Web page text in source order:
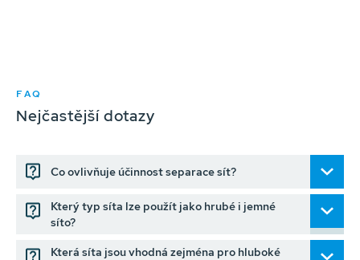
FAQ
Nejčastější dotazy
Co ovlivňuje účinnost separace sít?
Který typ síta lze použít jako hrubé i jemné
síto?
Která síta jsou vhodná zejména pro hluboké